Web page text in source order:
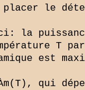
le
la
T
est
qui